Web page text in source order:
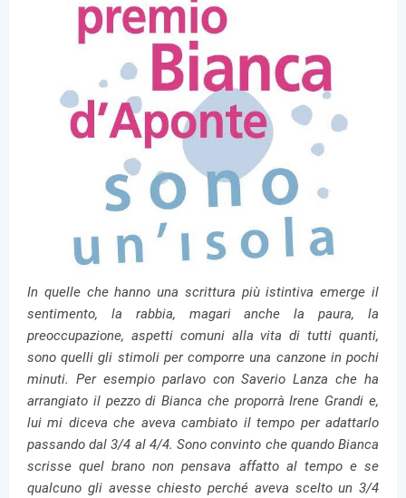
In quelle che hanno una scrittura più istintiva emerge il
sentimento, la rabbia, magari anche la paura, la
preoccupazione, aspetti comuni alla vita di tutti quanti,
sono quelli gli stimoli per comporre una canzone in pochi
minuti. Per esempio parlavo con Saverio Lanza che ha
arrangiato il pezzo di Bianca che proporrà Irene Grandi e,
lui mi diceva che aveva cambiato il tempo per adattarlo
passando dal 3/4 al 4/4. Sono convinto che quando Bianca
scrisse quel brano non pensava affatto al tempo e se
qualcuno gli avesse chiesto perché aveva scelto un 3/4